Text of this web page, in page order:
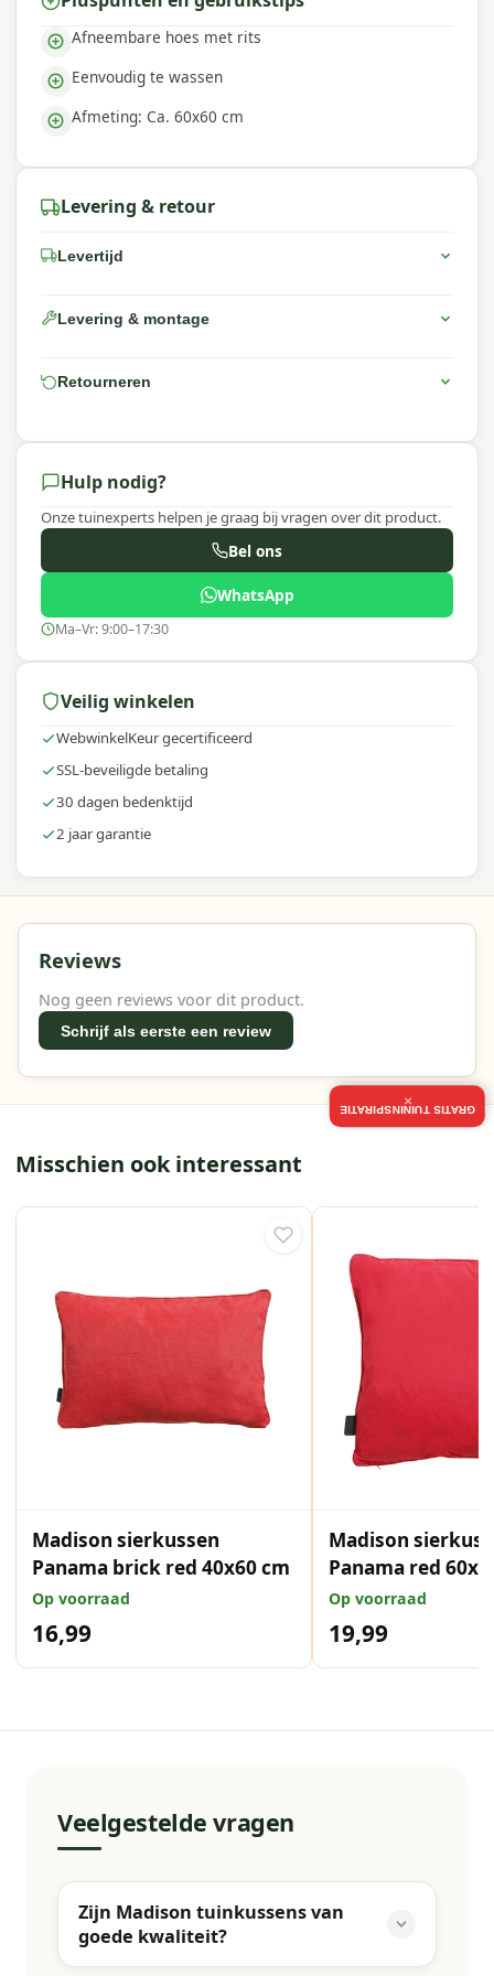
Afneembare hoes met rits
Eenvoudig te wassen
Afmeting: Ca. 60x60 cm
Levering & retour
Levertijd
Levering & montage
Retourneren
Hulp nodig?
Onze tuinexperts helpen je graag bij vragen over dit product.
Bel ons
WhatsApp
Ma–Vr: 9:00–17:30
Veilig winkelen
WebwinkelKeur gecertificeerd
SSL-beveiligde betaling
30 dagen bedenktijd
2 jaar garantie
Reviews
Nog geen reviews voor dit product.
Schrijf als eerste een review
Misschien ook interessant
Madison sierkussen
Panama brick red 40x60 cm
Op voorraad
16,99
Madison
Panama red
Op voorraad
19,99
Veelgestelde vragen
Zijn Madison tuinkussens van
goede kwaliteit?
GRATIS TUININSPIRATIE
×